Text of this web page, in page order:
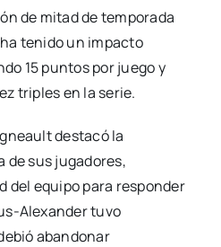
de mitad de temporada
tenido un impacto
15 puntos por juego y
triples en la serie.
destacó la
de sus jugadores,
del equipo para responder
Alexander tuvo
abandonar